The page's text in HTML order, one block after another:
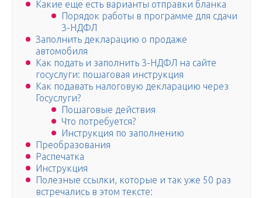
Какие еще есть варианты отправки бланка
Порядок работы в программе для сдачи
3-НДФЛ
Заполнить декларацию о продаже
автомобиля
Как подать и заполнить 3-НДФЛ на сайте
госуслуги: пошаговая инструкция
Как подавать налоговую декларацию через
Госуслуги?
Пошаговые действия
Что потребуется?
Инструкция по заполнению
Преобразования
Распечатка
Инструкция
Полезные ссылки, которые и так уже 50 раз
встречались в этом тексте: